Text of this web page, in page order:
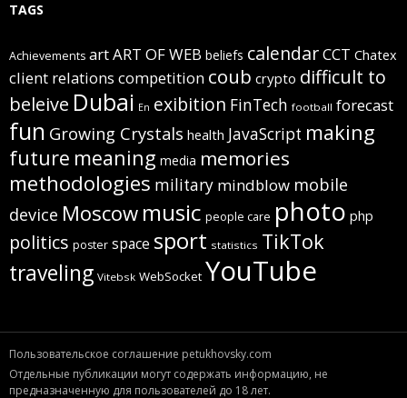
TAGS
Achievements artART OF WEB beliefs calendarCCT Chatex
client relations competition coub crypto difficult to
beleive Dubai En exibition FinTech football forecast
fun Growing Crystals health JavaScript making
future meaning media memories
methodologies military mindblow mobile
device Moscow music people care photo php
politics poster space sport statistics TikTok
traveling Vitebsk WebSocket YouTube
Пользовательское соглашение petukhovsky.com
Отдельные публикации могут содержать информацию, не
предназначенную для пользователей до 18 лет.